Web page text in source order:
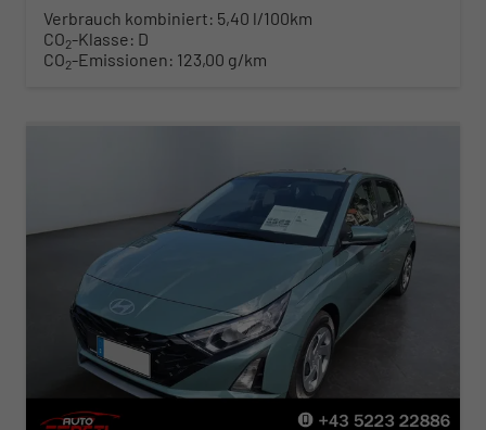
Verbrauch kombiniert: 5,40 l/100km
CO2-Klasse: D
CO2-Emissionen: 123,00 g/km